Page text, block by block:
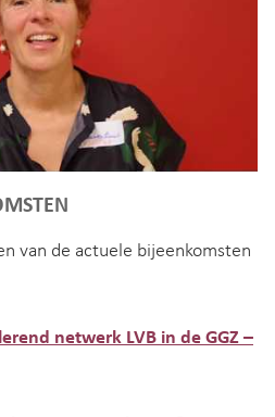
van de actuele bijeenkomsten
netwerk LVB in de GGZ –